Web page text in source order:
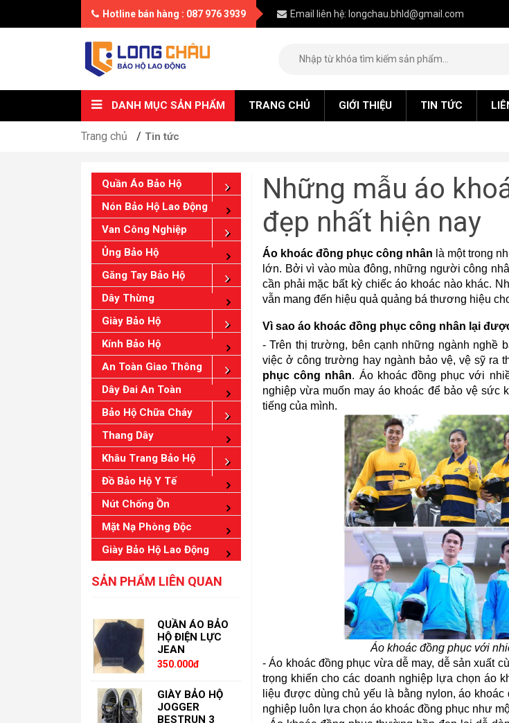
Hotline bán hàng : 087 976 3939 Email liên hệ: longchau.bhld@gmail.com
DANH MỤC SẢN PHẨM TRANG CHỦ GIỚI THIỆU TIN TỨC
Trang chủ Tin tức
Quần Áo Bảo Hộ
Nón Bảo Hộ Lao Động
Van Công Nghiệp
Ủng Bảo Hộ
Găng Tay Bảo Hộ
Dây Thừng
Giày Bảo Hộ
Kính Bảo Hộ
An Toàn Giao Thông
Dây Đai An Toàn
Bảo Hộ Chữa Cháy
Thang Dây
Khâu Trang Bảo Hộ
Đồ Bảo Hộ Y Tế
Nút Chống Ồn
Mặt Nạ Phòng Độc
Giày Bảo Hộ Lao Động
SẢN PHẨM LIÊN QUAN
QUẦN ÁO BẢO
HỘ ĐIỆN LỰC
JEAN
350.000đ
GIÀY BẢO HỘ
JOGGER
BESTRUN 3
Những mẫu áo
đẹp nhất hiện nay
Áo khoác đồng phục công nhân là một trong
lớn. Bởi vì vào mùa đông, những người công
cần phải mặc bất kỳ chiếc áo khoác nào khác.
vẫn mang đến hiệu quả quảng bá thương hiệu
Vì sao áo khoác đồng phục công nhân lại
- Trên thị trường, bên cạnh những ngành nghề
việc ở công trường hay ngành bảo vệ, vệ sỹ ra
phục công nhân. Áo khoác đồng phục với
nghiệp vừa muốn may áo khoác để bảo vệ
tiếng của mình.
Áo khoác đồng phục với
- Áo khoác đồng phục vừa dễ may, dễ sản xuất
trọng khiến cho các doanh nghiệp lựa chọn áo
liệu được dùng chủ yếu là bằng nylon, áo
nghiệp luôn lựa chọn áo khoác đồng phục như